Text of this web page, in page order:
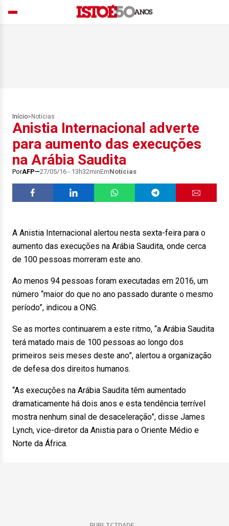
Início> Notícias
Anistia Internacional adverte
para aumento das execuções
na Arábia Saudita
PorAFP 27/05/16 - 13h32minEmNotícias
A Anistia Internacional alertou nesta sexta-feira para o
aumento das execuções na Arábia Saudita, onde cerca
de 100 pessoas morreram este ano.
Ao menos 94 pessoas foram executadas em 2016, um
número “maior do que no ano passado durante o mesmo
período”, indicou a ONG.
Se as mortes continuarem a este ritmo, “a Arábia Saudita
terá matado mais de 100 pessoas ao longo dos
primeiros seis meses deste ano”, alertou a organização
de defesa dos direitos humanos.
“As execuções na Arábia Saudita têm aumentado
dramaticamente há dois anos e esta tendência terrível
mostra nenhum sinal de desaceleração”, disse James
Lynch, vice-diretor da Anistia para o Oriente Médio e
Norte da África.